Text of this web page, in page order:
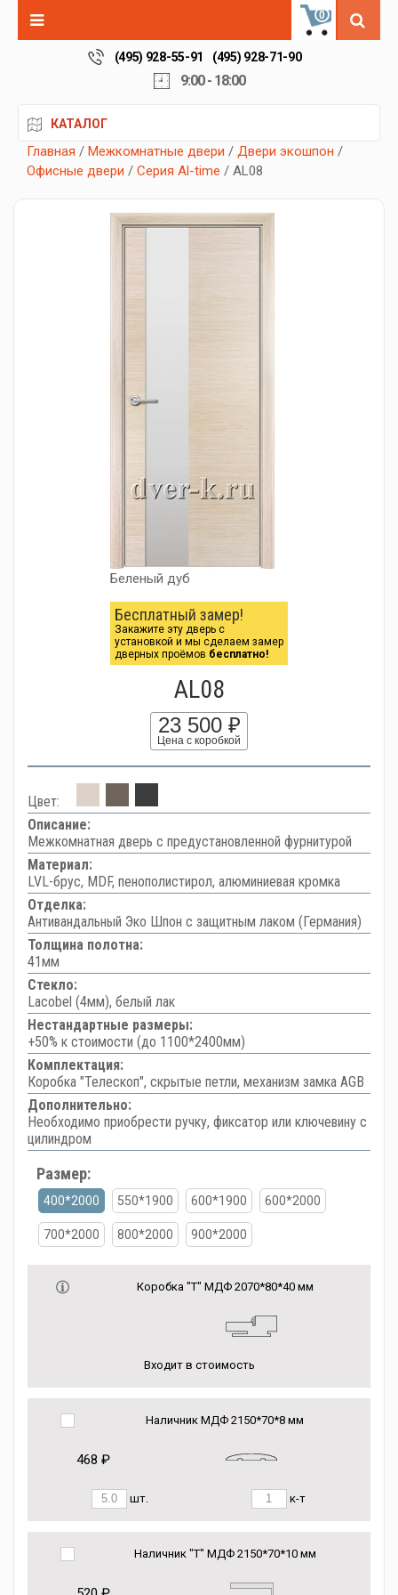
0
(495) 928-55-91 (495) 928-71-90
9:00 - 18:00
КАТАЛОГ
Главная / Межкомнатные двери / Двери экошпон /
Офисные двери / Серия Al-time / AL08
Беленый дуб
Бесплатный замер!
Закажите эту дверь с
установкой и мы сделаем замер
дверных проёмов бесплатно!
AL08
23 500 ₽
Цена с коробкой
Цвет:
Описание:
Межкомнатная дверь с предустановленной фурнитурой
Материал:
LVL-брус, MDF, пенополистирол, алюминиевая кромка
Отделка:
Антивандальный Эко Шпон с защитным лаком (Германия)
Толщина полотна:
41мм
Стекло:
Lacobel (4мм), белый лак
Нестандартные размеры:
+50% к стоимости (до 1100*2400мм)
Комплектация:
Коробка "Телескоп", скрытые петли, механизм замка AGB
Дополнительно:
Необходимо приобрести ручку, фиксатор или ключевину с
цилиндром
Размер:
400*2000 550*1900 600*1900 600*2000
700*2000 800*2000 900*2000
Коробка "Т" МДФ 2070*80*40 мм
Входит в стоимость
Наличник МДФ 2150*70*8 мм
468 ₽
шт. к-т
Наличник "Т" МДФ 2150*70*10 мм